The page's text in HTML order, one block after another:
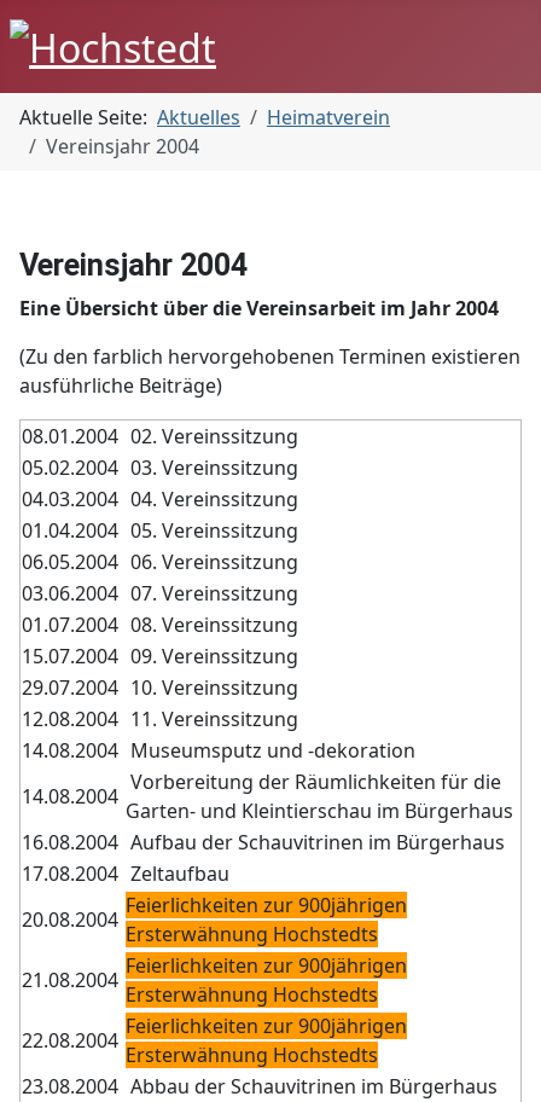
Aktuelle Seite: Aktuelles
Heimatverein
Vereinsjahr 2004
Vereinsjahr 2004
Eine Übersicht über die Vereinsarbeit im Jahr 2004
(Zu den farblich hervorgehobenen Terminen existieren
ausführliche Beiträge)
08.01.2004 02. Vereinssitzung
05.02.2004 03. Vereinssitzung
04.03.2004 04. Vereinssitzung
01.04.2004 05. Vereinssitzung
06.05.2004 06. Vereinssitzung
03.06.2004 07. Vereinssitzung
01.07.2004 08. Vereinssitzung
15.07.2004 09. Vereinssitzung
29.07.2004 10. Vereinssitzung
12.08.2004 11. Vereinssitzung
14.08.2004 Museumsputz und -dekoration
14.08.2004
Vorbereitung der Räumlichkeiten für die
Garten- und Kleintierschau im Bürgerhaus
16.08.2004 Aufbau der Schauvitrinen im Bürgerhaus
17.08.2004 Zeltaufbau
20.08.2004
Feierlichkeiten zur 900jährigen
Ersterwähnung Hochstedts
21.08.2004
Feierlichkeiten zur 900jährigen
Ersterwähnung Hochstedts
22.08.2004
Feierlichkeiten zur 900jährigen
Ersterwähnung Hochstedts
23.08.2004 Abbau der Schauvitrinen im Bürgerhaus